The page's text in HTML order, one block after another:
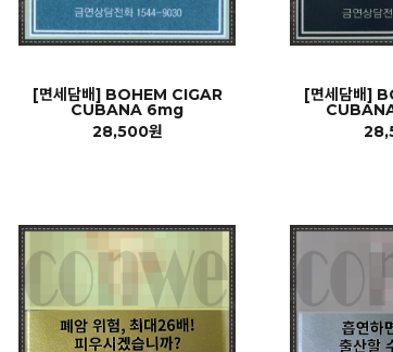
[면세담배] BOHEM CIGAR
CUBANA 6mg
28,500원
[면세담배]